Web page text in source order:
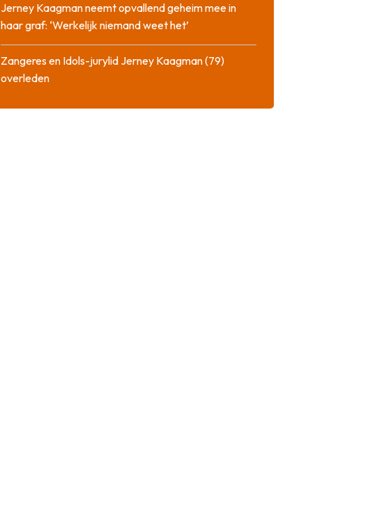
Jerney Kaagman neemt opvallend geheim mee in
haar graf: ‘Werkelijk niemand weet het’
Zangeres en Idols-jurylid Jerney Kaagman (79)
overleden